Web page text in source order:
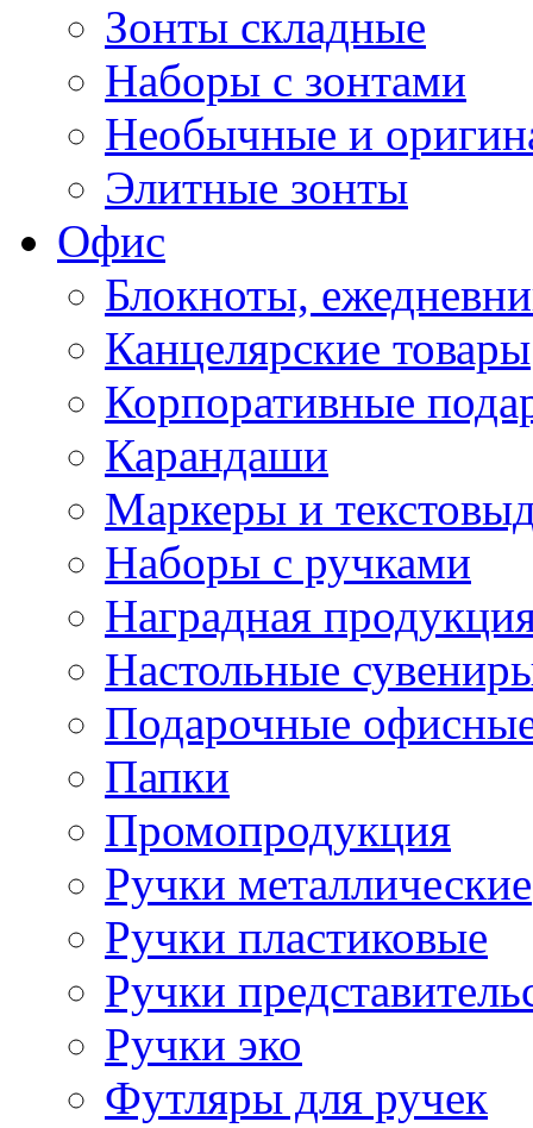
Зонты складные
Наборы с зонтами
Необычные и
Элитные зонты
Офис
Блокноты,
Канцелярские товары
Корпоративные
Карандаши
Маркеры и
Наборы с ручками
Наградная
Настольные
Подарочные
Папки
Промопродукция
Ручки металлические
Ручки пластиковые
Ручки
Ручки эко
Футляры для ручек